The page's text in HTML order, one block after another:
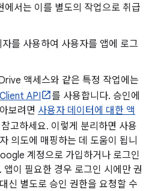
에서는 이를 별도의 작업으로 취급
를 사용하여 사용자를 앱에 로그
액세스와 같은 특정 작업에는
API
를 사용합니다. 승인에
보려면 사용자 데이터에 대한 액
고하세요. 이렇게 분리하면 사용
의도에 매핑하는 데 도움이 됩니
계정으로 가입하거나 로그인
앱이 필요한 경우 로그인 시에만 권
신 별도로 승인 권한을 요청할 수